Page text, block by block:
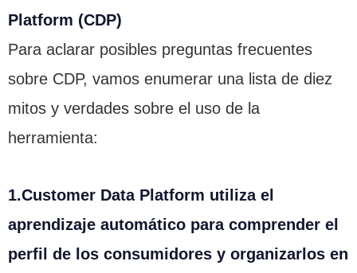
Platform (CDP)
Para aclarar posibles preguntas frecuentes
sobre CDP, vamos enumerar una lista de diez
mitos y verdades sobre el uso de la
herramienta:
1.Customer Data Platform utiliza el
aprendizaje automático para comprender el
perfil de los consumidores y organizarlos en